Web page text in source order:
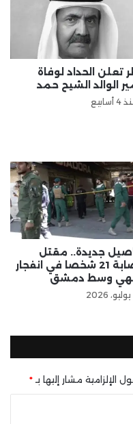
تعلن الحداد لوفاة
الوالد الشيح حمد
أسابيع
جديدة.. مقتل
وإصابة 21 شخصا في انفجار
وسط دمشق
الإلزامية مشار إليها بـ *